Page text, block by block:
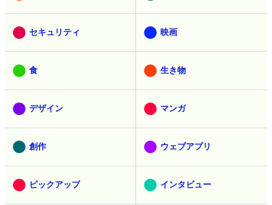
セキュリティ 映画
食 生き物
デザイン マンガ
創作 ウェブアプリ
ピックアップ インタビュー